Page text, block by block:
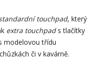
touchpad, který
extra touchpads tlačítky
modelovou třídu
či v kavárně.